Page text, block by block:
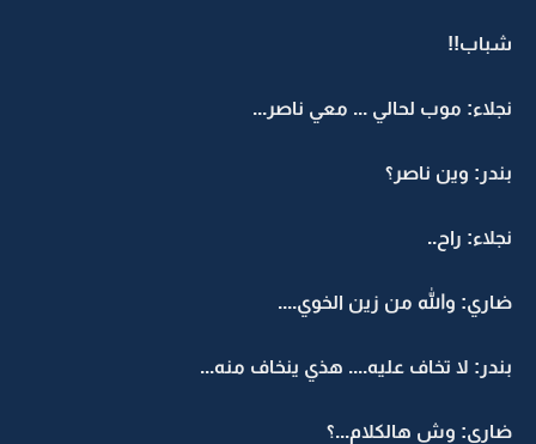
شباب!!
نجلاء: موب لحالي ... معي ناصر...
بندر: وين ناصر؟
نجلاء: راح..
ضاري: والله من زين الخوي....
بندر: لا تخاف عليه.... هذي ينخاف منه...
ضاري: وش هالكلام...؟